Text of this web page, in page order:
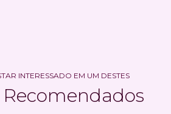
INTERESSADO EM UM DESTES